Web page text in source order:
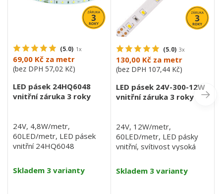
(5.0) 1x
69,00 Kč za metr
(bez DPH 57,02 Kč)
LED pásek 24HQ6048
vnitřní záruka 3 roky
24V, 4,8W/metr,
60LED/metr, LED pásek
vnitřní 24HQ6048
Skladem 3 varianty
(5.0) 3x
130,00 Kč za metr
(bez DPH 107,44 Kč)
LED pásek 24V-300-12W
vnitřní záruka 3 roky
24V, 12W/metr,
60LED/metr, LED pásky
vnitřní, svítivost vysoká
Skladem 3 varianty